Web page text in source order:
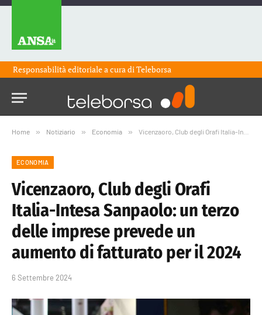
Responsabilità editoriale a cura diTeleborsa
Home » Notiziario » Economia » Vicenzaoro, Club degli Orafi Italia-Intesa Sanpaolo: un terzo delle imprese prevede un aumento di fatturato per il 2024
ECONOMIA
Vicenzaoro, Club degli Orafi
Italia-Intesa Sanpaolo: un terzo
delle imprese prevede un
aumento di fatturato per il 2024
6 Settembre 2024